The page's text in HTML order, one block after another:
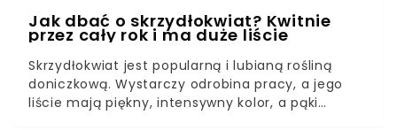
Jak dbać o skrzydłokwiat? Kwitnie
przez cały rok i ma duże liście
Skrzydłokwiat jest popularną i lubianą rośliną
doniczkową. Wystarczy odrobina pracy, a jego
liście mają piękny, intensywny kolor, a pąki